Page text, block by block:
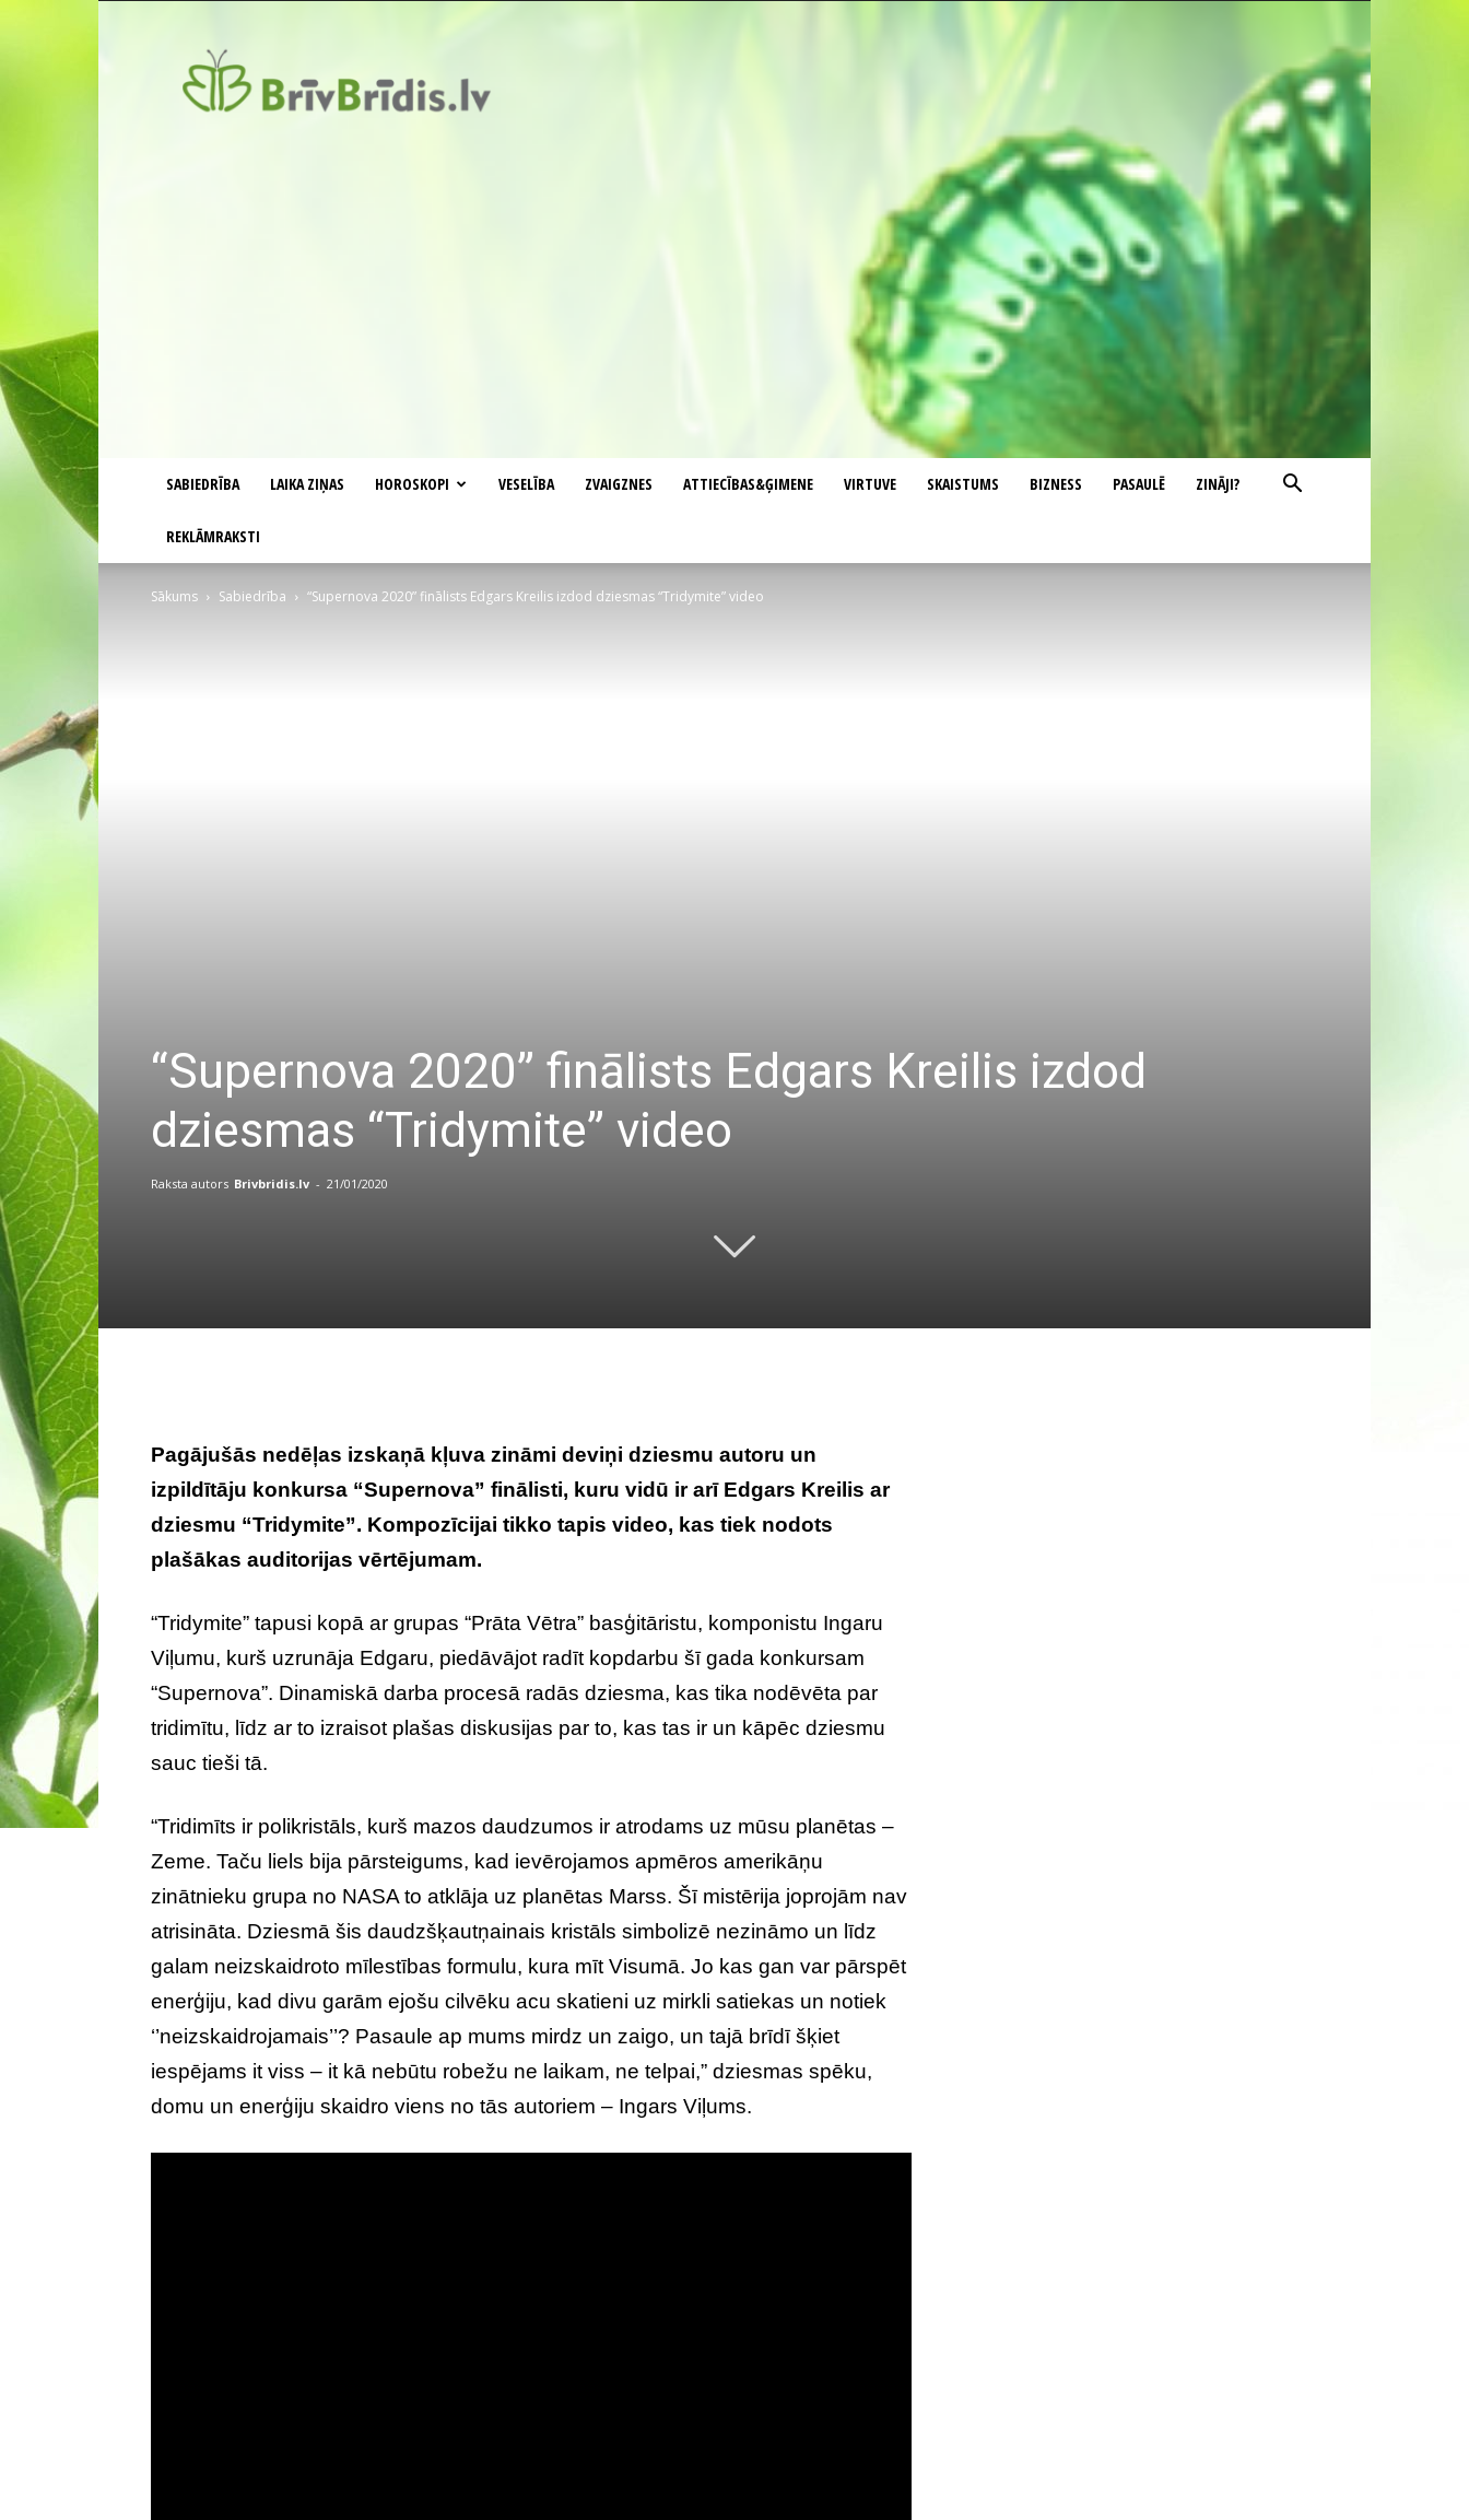
SABIEDRĪBA LAIKA ZIŅAS HOROSKOPI VESELĪBA ZVAIGZNES ATTIECĪBAS&ĢIMENE VIRTUVE SKAISTUMS BIZNESS PASAULĒ ZINĀJI?
REKLĀMRAKSTI
Sākums Sabiedrība “Supernova 2020” finālists Edgars Kreilis izdod dziesmas “Tridymite” video
“Supernova 2020” finālists Edgars Kreilis izdod
dziesmas “Tridymite” video
Raksta autors Brivbridis.lv - 21/01/2020
Pagājušās nedēļas izskaņā kļuva zināmi deviņi dziesmu autoru un
izpildītāju konkursa “Supernova” finālisti, kuru vidū ir arī Edgars Kreilis ar
dziesmu “Tridymite”. Kompozīcijai tikko tapis video, kas tiek nodots
plašākas auditorijas vērtējumam.
“Tridymite” tapusi kopā ar grupas “Prāta Vētra” basģitāristu, komponistu Ingaru
Viļumu, kurš uzrunāja Edgaru, piedāvājot radīt kopdarbu šī gada konkursam
“Supernova”. Dinamiskā darba procesā radās dziesma, kas tika nodēvēta par
tridimītu, līdz ar to izraisot plašas diskusijas par to, kas tas ir un kāpēc dziesmu
sauc tieši tā.
“Tridimīts ir polikristāls, kurš mazos daudzumos ir atrodams uz mūsu planētas –
Zeme. Taču liels bija pārsteigums, kad ievērojamos apmēros amerikāņu
zinātnieku grupa no NASA to atklāja uz planētas Marss. Šī mistērija joprojām nav
atrisināta. Dziesmā šis daudzšķautņainais kristāls simbolizē nezināmo un līdz
galam neizskaidroto mīlestības formulu, kura mīt Visumā. Jo kas gan var pārspēt
enerģiju, kad divu garām ejošu cilvēku acu skatieni uz mirkli satiekas un notiek
‘’neizskaidrojamais’’? Pasaule ap mums mirdz un zaigo, un tajā brīdī šķiet
iespējams it viss – it kā nebūtu robežu ne laikam, ne telpai,” dziesmas spēku,
domu un enerģiju skaidro viens no tās autoriem – Ingars Viļums.